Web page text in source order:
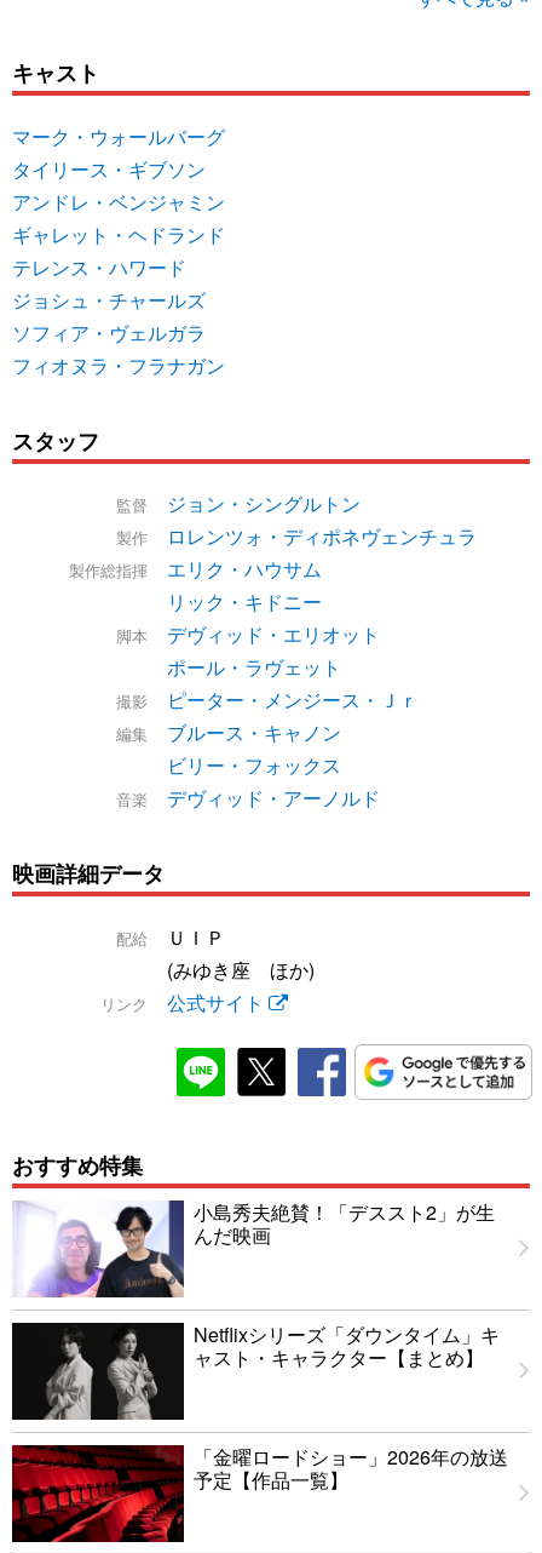
キャスト
マーク・ウォールバーグ
タイリース・ギブソン
アンドレ・ベンジャミン
ギャレット・ヘドランド
テレンス・ハワード
ジョシュ・チャールズ
ソフィア・ヴェルガラ
フィオヌラ・フラナガン
スタッフ
監督 ジョン・シングルトン
製作 ロレンツォ・ディポネヴェンチュラ
製作総指揮
エリク・ハウサム
リック・キドニー
脚本
デヴィッド・エリオット
ポール・ラヴェット
撮影 ピーター・メンジース・Ｊｒ
編集
ブルース・キャノン
ビリー・フォックス
音楽 デヴィッド・アーノルド
映画詳細データ
配給
ＵＩＰ
(みゆき座 ほか)
リンク 公式サイト
おすすめ特集
小島秀夫絶賛！「デススト2」が生
んだ映画
Netflixシリーズ「ダウンタイム」キ
ャスト・キャラクター【まとめ】
「金曜ロードショー」2026年の放送
予定【作品一覧】